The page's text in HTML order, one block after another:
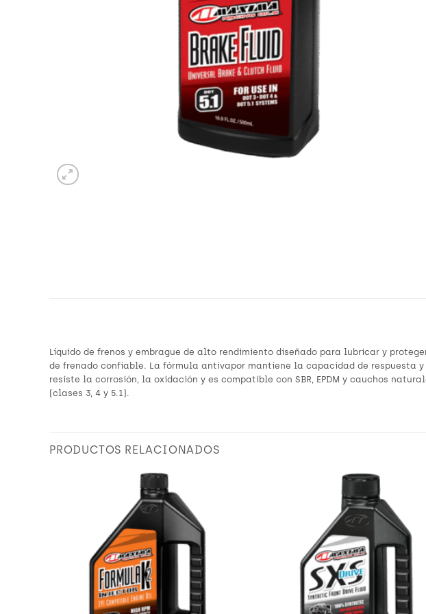
Líquido de frenos y embrague de alto rendimiento diseñado para lubricar y
de frenado confiable. La fórmula antivapor mantiene la capacidad de
resiste la corrosión, la oxidación y es compatible con SBR, EPDM y cauchos
(clases 3, 4 y 5.1).
PRODUCTOS RELACIONADOS